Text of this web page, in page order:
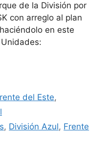
de la División por
con arreglo al plan
en este
del Este,
, División Azul, Frente